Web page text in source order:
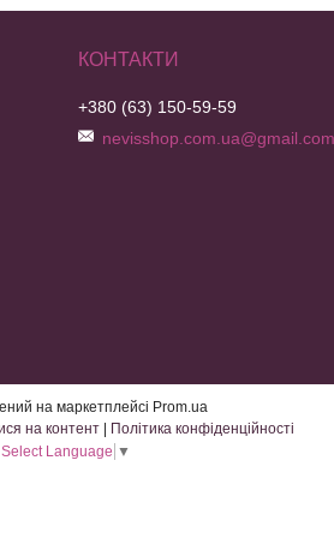
+380 (63) 150-59-59
на маркетплейсі Prom.ua
на контент | Політика конфіденційності
Select Language ▼